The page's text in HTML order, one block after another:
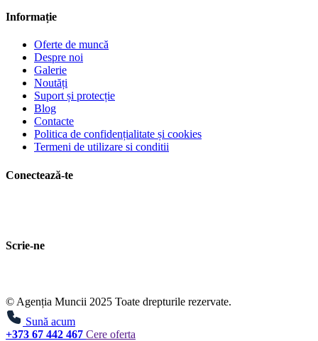
Informație
Oferte de muncă
Despre noi
Galerie
Noutăți
Suport și protecție
Blog
Contacte
Politica de confidențialitate și cookies
Termeni de utilizare si conditii
Conectează-te
Scrie-ne
© Agenția Muncii 2025 Toate drepturile rezervate.
Sună acum
+373 67 442 467 Cere oferta